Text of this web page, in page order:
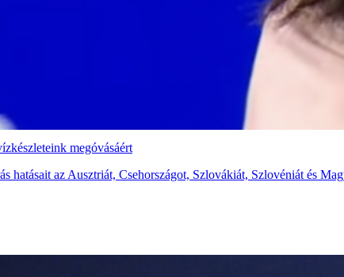
megóvásáért
hatásait az Ausztriát, Csehországot, Szlovákiát, Szlovéniát és